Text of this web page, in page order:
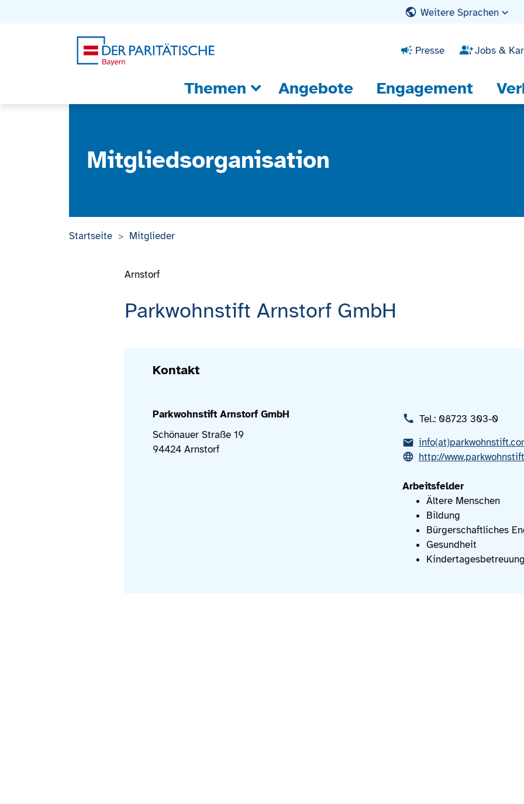
Weitere Sprachen
Presse Jobs &
Themen Angebote Engagement
Mitgliedsorganisation
Startseite Mitglieder
Parkwohnstift Arnstorf GmbH
Arnstorf
Kontakt
Parkwohnstift Arnstorf GmbH
Schönauer Straße 19
94424 Arnstorf
Tel.: 08723 303-0
http://
Arbeitsfelder
Ältere Menschen
Bildung
Bürgerschaftliches
Gesundheit
Kindertagesbetreuung